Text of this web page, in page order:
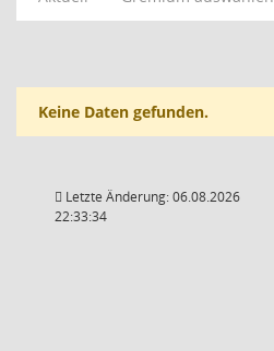
Keine Daten gefunden.
Letzte Änderung: 06.08.2026
22:33:34